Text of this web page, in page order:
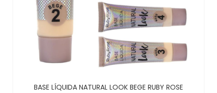
BASE LÍQUIDA NATURAL LOOK BEGE RUBY ROSE